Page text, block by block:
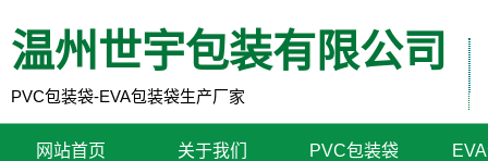
温州世宇包装有限公司
PVC包装袋-EVA包装袋生产厂家
网站首页 关于我们 PVC包装袋